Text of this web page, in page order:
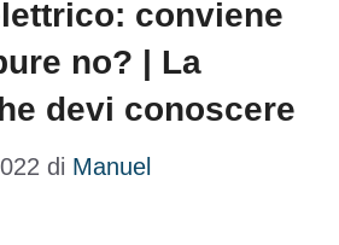
conviene
no? | La
devi conoscere
di Manuel